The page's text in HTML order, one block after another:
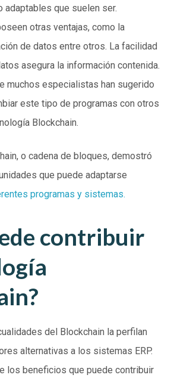
adaptables que suelen ser.
otras ventajas, como la
de datos entre otros. La facilidad
asegura la información contenida.
muchos especialistas han sugerido
este tipo de programas con otros
Blockchain.
o cadena de bloques, demostró
que puede adaptarse
programas y sistemas.
contribuir
del Blockchain la perfilan
alternativas a los sistemas ERP.
los beneficios que puede contribuir